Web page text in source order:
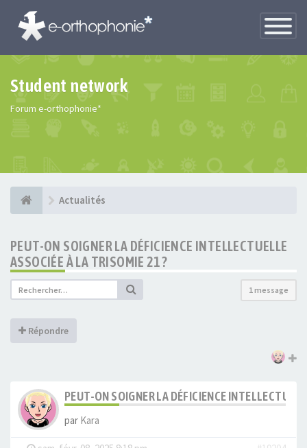
Toggle
Student network
Forum e-orthophonie*
Actualités
PEUT-ON SOIGNER LA DÉFICIENCE INTELLECTUELLE
ASSOCIÉE À LA TRISOMIE 21 ?
1 message
Répondre
PEUT-ON SOIGNER LA DÉFICIENCE
par Kara